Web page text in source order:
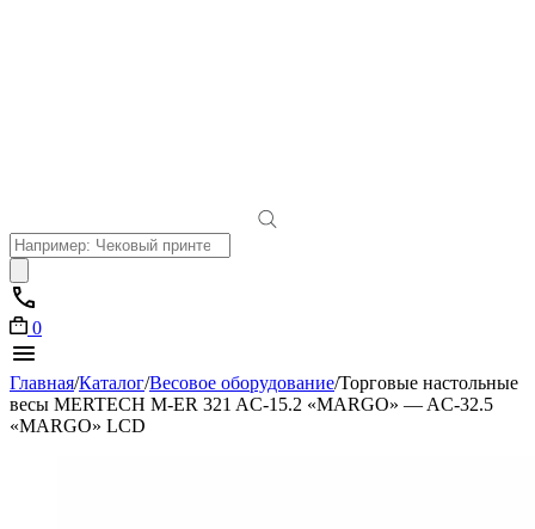
Поиск
товаров
0
Главная/Каталог/Весовое оборудование/Торговые настольные
весы MERTECH M-ER 321 AC-15.2 «MARGO» — AC-32.5
«MARGO» LCD